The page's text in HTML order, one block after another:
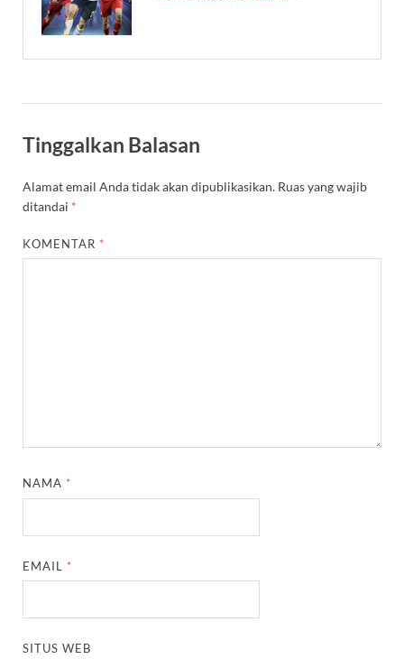
Tinggalkan Balasan
Alamat email Anda tidak akan dipublikasikan. Ruas yang wajib
ditandai *
KOMENTAR *
NAMA *
EMAIL *
SITUS WEB